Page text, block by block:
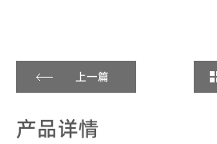
上一篇
产品详情